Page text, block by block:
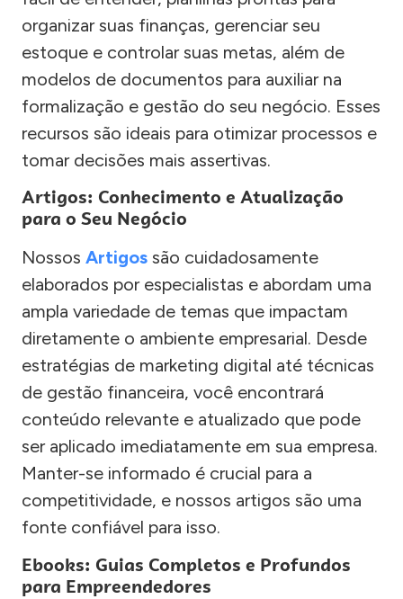
organizar suas finanças, gerenciar seu
estoque e controlar suas metas, além de
modelos de documentos para auxiliar na
formalização e gestão do seu negócio. Esses
recursos são ideais para otimizar processos e
tomar decisões mais assertivas.
Artigos: Conhecimento e Atualização
para o Seu Negócio
Nossos Artigos são cuidadosamente
elaborados por especialistas e abordam uma
ampla variedade de temas que impactam
diretamente o ambiente empresarial. Desde
estratégias de marketing digital até técnicas
de gestão financeira, você encontrará
conteúdo relevante e atualizado que pode
ser aplicado imediatamente em sua empresa.
Manter-se informado é crucial para a
competitividade, e nossos artigos são uma
fonte confiável para isso.
Ebooks: Guias Completos e Profundos
para Empreendedores